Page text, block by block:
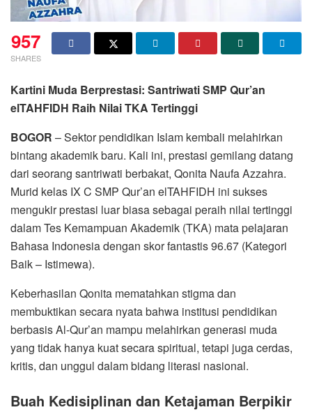
957
SHARES
Kartini Muda Berprestasi: Santriwati SMP Qur’an
elTAHFIDH Raih Nilai TKA Tertinggi
BOGOR – Sektor pendidikan Islam kembali melahirkan
bintang akademik baru. Kali ini, prestasi gemilang datang
dari seorang santriwati berbakat, Qonita Naufa Azzahra.
Murid kelas IX C SMP Qur’an elTAHFIDH ini sukses
mengukir prestasi luar biasa sebagai peraih nilai tertinggi
dalam Tes Kemampuan Akademik (TKA) mata pelajaran
Bahasa Indonesia dengan skor fantastis 96.67 (Kategori
Baik – Istimewa).
Keberhasilan Qonita mematahkan stigma dan
membuktikan secara nyata bahwa institusi pendidikan
berbasis Al-Qur’an mampu melahirkan generasi muda
yang tidak hanya kuat secara spiritual, tetapi juga cerdas,
kritis, dan unggul dalam bidang literasi nasional.
Buah Kedisiplinan dan Ketajaman Berpikir